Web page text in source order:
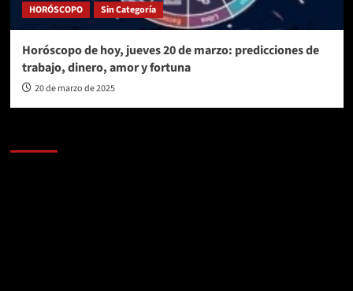
HORÓSCOPO Sin Categoría
Horóscopo de hoy, jueves 20 de marzo: predicciones de
trabajo, dinero, amor y fortuna
20 de marzo de 2025